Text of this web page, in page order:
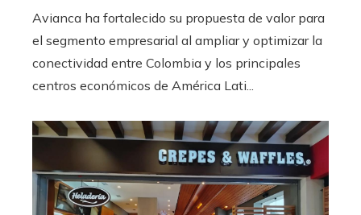
Avianca ha fortalecido su propuesta de valor para
el segmento empresarial al ampliar y optimizar la
conectividad entre Colombia y los principales
centros económicos de América Lati...